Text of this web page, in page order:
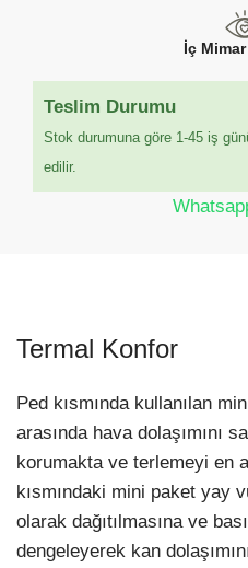
İç
Teslim Durumu
Stok durumuna göre 1-45 iş
edilir.
Termal Konfor
Ped kısmında kullanılan
arasında hava dolaşımını
korumakta ve terlemeyi en
kısmındaki mini paket yay
olarak dağıtılmasına ve
dengeleyerek kan